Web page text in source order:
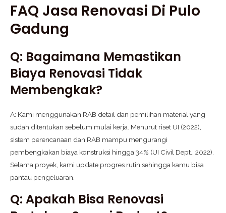
FAQ Jasa Renovasi Di Pulo
Gadung
Q: Bagaimana Memastikan
Biaya Renovasi Tidak
Membengkak?
A: Kami menggunakan RAB detail dan pemilihan material yang
sudah ditentukan sebelum mulai kerja. Menurut riset UI (2022),
sistem perencanaan dan RAB mampu mengurangi
pembengkakan biaya konstruksi hingga 34% (UI Civil Dept., 2022).
Selama proyek, kami update progres rutin sehingga kamu bisa
pantau pengeluaran.
Q: Apakah Bisa Renovasi